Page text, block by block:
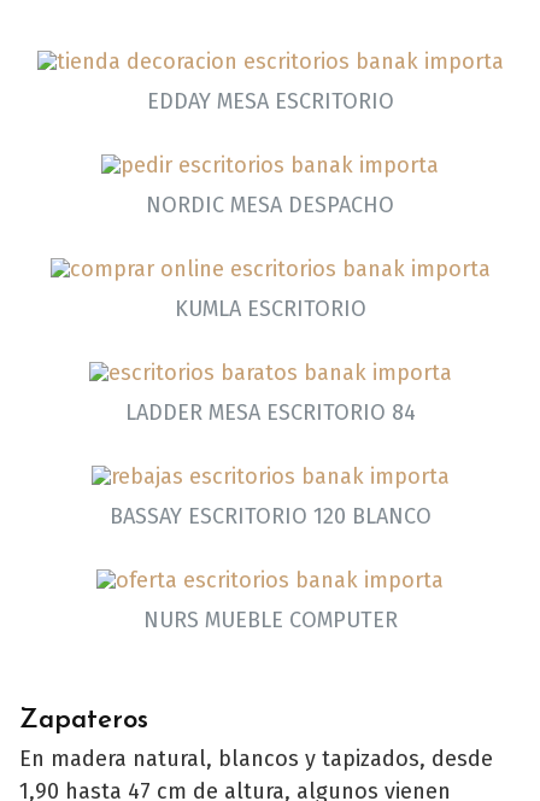
EDDAY MESA ESCRITORIO
NORDIC MESA DESPACHO
KUMLA ESCRITORIO
LADDER MESA ESCRITORIO 84
BASSAY ESCRITORIO 120 BLANCO
NURS MUEBLE COMPUTER
Zapateros
En madera natural, blancos y tapizados, desde
1,90 hasta 47 cm de altura, algunos vienen